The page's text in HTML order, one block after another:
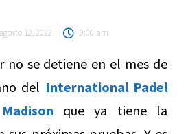
agosto 12, 2022 9:00 am
no se detiene en el mes de
del International Padel
que ya tiene la